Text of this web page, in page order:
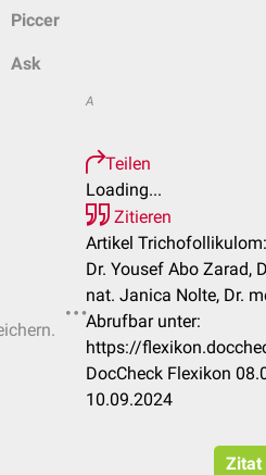
Piccer
Ask
A
Teilen
Loading...
Zitieren
Artikel Trichofollikulom:
Dr. Yousef Abo Zarad,
nat. Janica Nolte, Dr.
Abrufbar unter:
https://
DocCheck Flexikon
10.09.2024
Zitat